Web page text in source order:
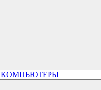
КОМПЬЮТЕРЫ